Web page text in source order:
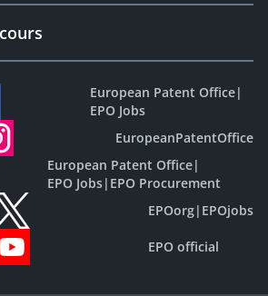
European Patent Office|
EPO Jobs
EuropeanPatentOffice
European Patent Office|
EPO Jobs| EPO Procurement
EPOorg| EPOjobs
EPO official